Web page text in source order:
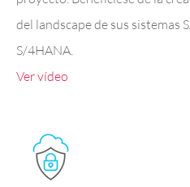
del landscape de sus sistemas
S/4HANA.
Ver vídeo